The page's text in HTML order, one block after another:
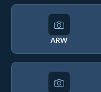
ARW